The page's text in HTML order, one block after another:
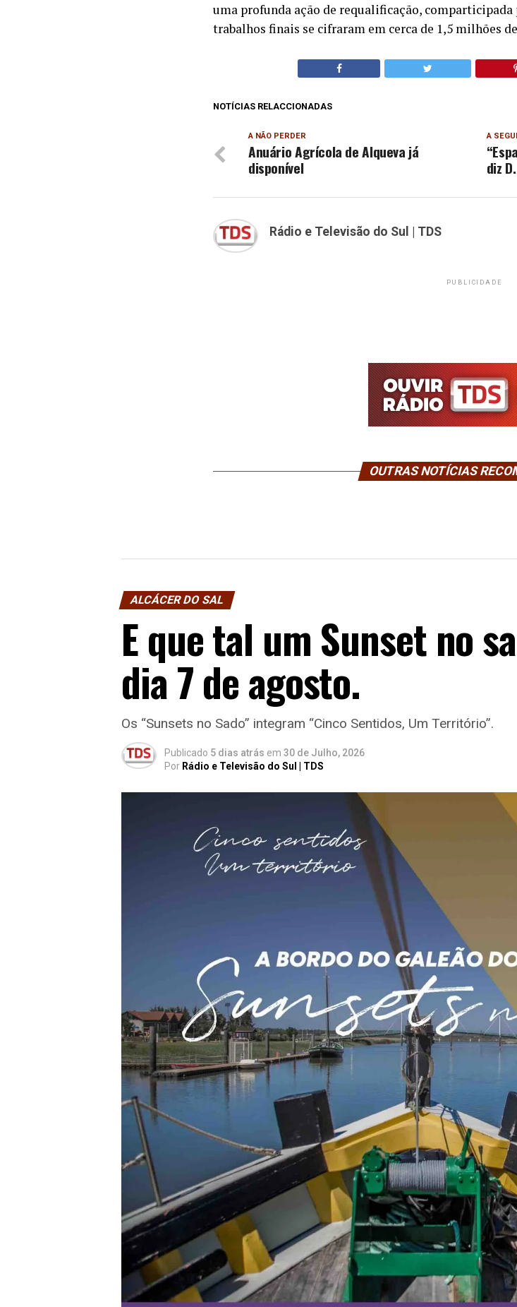
uma profunda ação de requalificação,
trabalhos finais se cifraram em cerca de 1,5 milhões
NOTÍCIAS RELACCIONADAS
A
diz
A NÃO PERDER
Anuário Agrícola de Alqueva já
disponível
Rádio e Televisão do Sul | TDS
PUBLICIDADE
OUTRAS NOTÍCIAS
ALCÁCER DO SAL
E que tal um Sunset no
dia 7 de agosto.
Os “Sunsets no Sado” integram “Cinco Sentidos, Um Território”.
Publicado 5 dias atrás em 30 de Julho, 2026
Por Rádio e Televisão do Sul | TDS